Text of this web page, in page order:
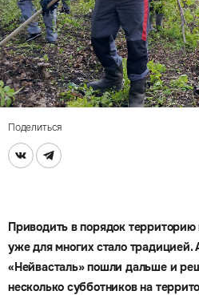
Поделиться
Приводить в порядок территорию
уже для многих стало традицией.
«Нейвасталь» пошли дальше и
несколько субботников на